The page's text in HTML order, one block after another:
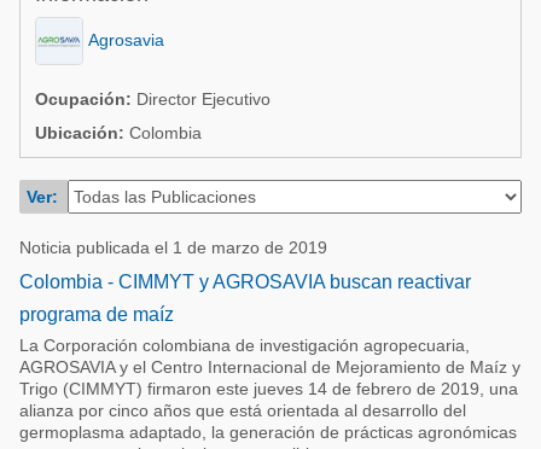
Acuacultura
Micotoxinas
Avicultura
Porcicultura
Lechería
Comunidades en portugués
Avicultura
Porcicultura
Ganadería
Lechería
Agrosavia
Ocupación: Director Ejecutivo
Ubicación: Colombia
Ver:
Noticia publicada el 1 de marzo de 2019
Colombia - CIMMYT y AGROSAVIA buscan reactivar
programa de maíz
La Corporación colombiana de investigación agropecuaria,
AGROSAVIA y el Centro Internacional de Mejoramiento de Maíz y
Trigo (CIMMYT) firmaron este jueves 14 de febrero de 2019, una
alianza por cinco años que está orientada al desarrollo del
germoplasma adaptado, la generación de prácticas agronómicas